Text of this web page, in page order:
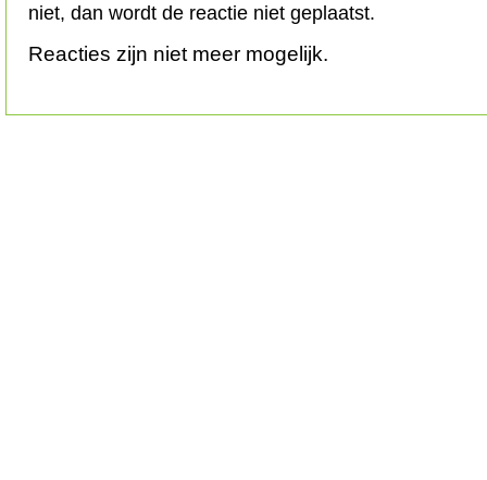
niet, dan wordt de reactie niet geplaatst.
Reacties zijn niet meer mogelijk.